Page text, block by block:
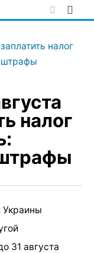
налог
Украины
31 августа